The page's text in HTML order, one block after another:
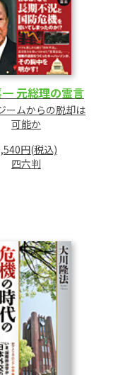
元総理の霊言
ームからの脱却は
可能か
円(税込)
四六判